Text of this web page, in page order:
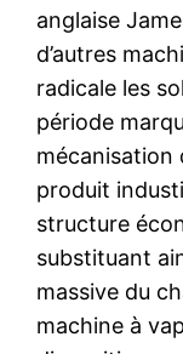
anglaise
d’autres
radicale les
période
mécanisation
produit
structure
substituant
massive du
machine à